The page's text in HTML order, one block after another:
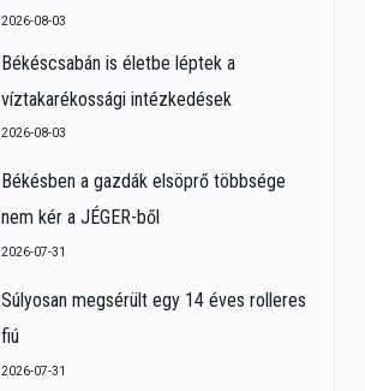
2026-08-03
Békéscsabán is életbe léptek a
víztakarékossági intézkedések
2026-08-03
Békésben a gazdák elsöprő többsége
nem kér a JÉGER-ből
2026-07-31
Súlyosan megsérült egy 14 éves rolleres
fiú
2026-07-31